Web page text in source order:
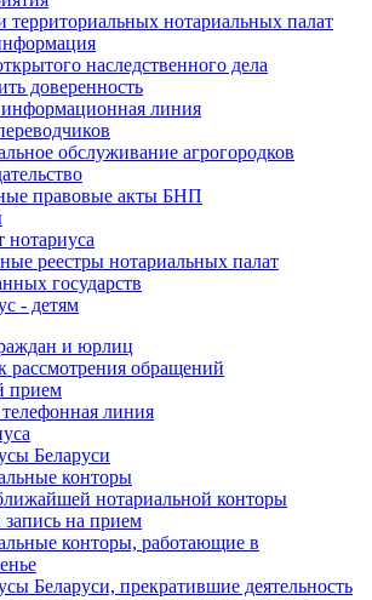
территориальных нотариальных палат
наследственного дела
доверенность
линия
обслуживание агрогородков
правовые акты БНП
нотариуса
реестры нотариальных палат
государств
- детям
и юрлиц
рассмотрения обращений
прием
линия
Беларуси
конторы
нотариальной конторы
на прием
конторы, работающие в
Беларуси, прекратившие деятельность